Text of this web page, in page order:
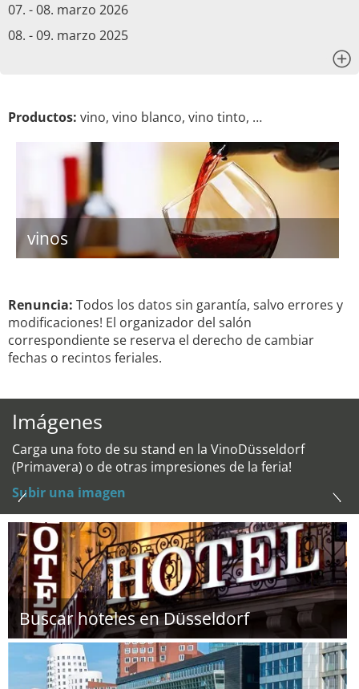
07. - 08. marzo 2026
08. - 09. marzo 2025
Productos: vino, vino blanco, vino tinto, …
vinos
Renuncia: Todos los datos sin garantía, salvo errores y
modificaciones! El organizador del salón
correspondiente se reserva el derecho de cambiar
fechas o recintos feriales.
Imágenes
Carga una foto de su stand en la VinoDüsseldorf
(Primavera) o de otras impresiones de la feria!
Subir una imagen
Buscar hoteles en Düsseldorf